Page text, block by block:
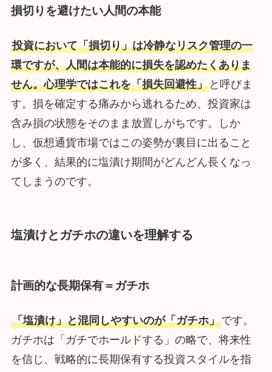
損切りを避けたい人間の本能
投資において「損切り」は冷静なリスク管理の一
環ですが、人間は本能的に損失を認めたくありま
せん。心理学ではこれを「損失回避性」と呼びま
す。損を確定する痛みから逃れるため、投資家は
含み損の状態をそのまま放置しがちです。しか
し、仮想通貨市場ではこの姿勢が裏目に出ること
が多く、結果的に塩漬け期間がどんどん長くなっ
てしまうのです。
塩漬けとガチホの違いを理解する
計画的な長期保有＝ガチホ
「塩漬け」と混同しやすいのが「ガチホ」です。
ガチホは「ガチでホールドする」の略で、将来性
を信じ、戦略的に長期保有する投資スタイルを指